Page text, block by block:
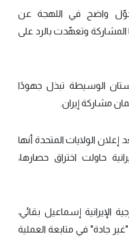
واضح في اللهجة عن
وتعهّدت بالرد على
الوسيطة تبذل جهودًا
مشاركة إيران.
الولايات المتحدة أنها
حاولت اختراق حصارها،
الإيرانية إسماعيل بقائي،
جادة" في متابعة العملية